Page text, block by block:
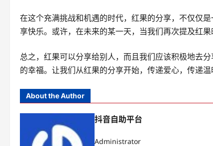
在这个充满挑战和机遇的时代，红果的分享，不仅仅
享快乐。或许，在未来的某一天，当我们再次提及红
总之，红果可以分享给别人，而且我们应该积极地去
的幸福。让我们从红果的分享开始，传递爱心，传递温
About the Author
抖音自助平台
Administrator